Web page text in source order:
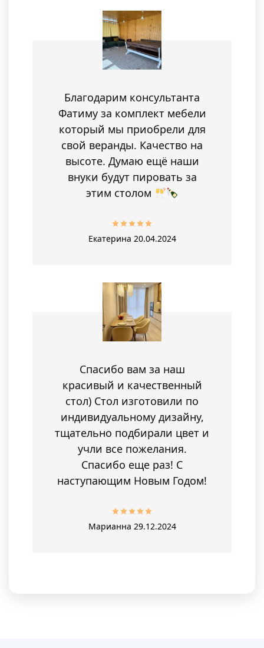
Благодарим консультанта
Фатиму за комплект мебели
который мы приобрели для
свой веранды. Качество на
высоте. Думаю ещё наши
внуки будут пировать за
этим столом
Екатерина 20.04.2024
Спасибо вам за наш
красивый и качественный
стол) Стол изготовили по
индивидуальному дизайну,
тщательно подбирали цвет и
учли все пожелания.
Спасибо еще раз! С
наступающим Новым Годом!
Марианна 29.12.2024